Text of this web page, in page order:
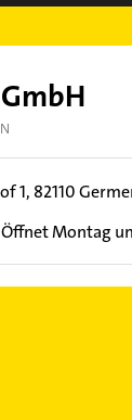
1, 82110
Öffnet Montag